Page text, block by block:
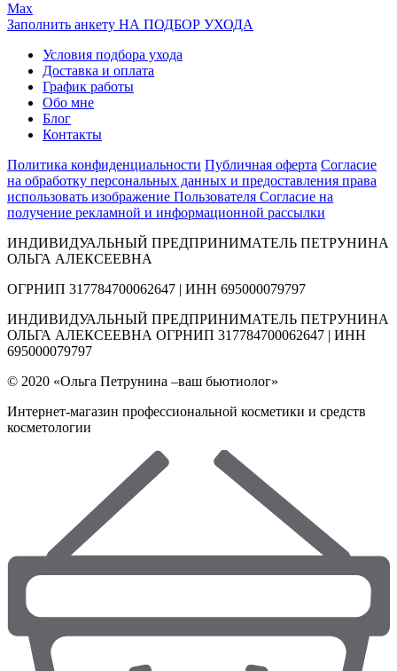
Max
Заполнить анкету НА ПОДБОР УХОДА
Условия подбора ухода
Доставка и оплата
График работы
Обо мне
Блог
Контакты
Политика конфиденциальности Публичная оферта Согласие
на обработку персональных данных и предоставления права
использовать изображение Пользователя Согласие на
получение рекламной и информационной рассылки
ИНДИВИДУАЛЬНЫЙ ПРЕДПРИНИМАТЕЛЬ ПЕТРУНИНА
ОЛЬГА АЛЕКСЕЕВНА
ОГРНИП 317784700062647 | ИНН 695000079797
ИНДИВИДУАЛЬНЫЙ ПРЕДПРИНИМАТЕЛЬ ПЕТРУНИНА
ОЛЬГА АЛЕКСЕЕВНА ОГРНИП 317784700062647 | ИНН
695000079797
© 2020 «Ольга Петрунина –ваш бьютиолог»
Интернет-магазин профессиональной косметики и средств
косметологии